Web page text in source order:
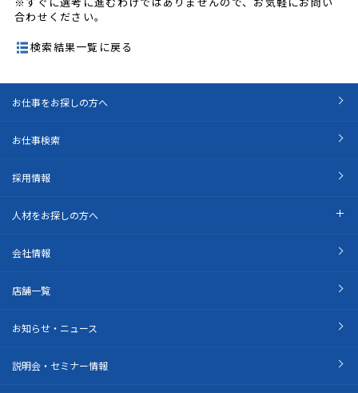
合わせください。
検索結果一覧に戻る
お仕事をお探しの方へ
お仕事検索
採用情報
人材をお探しの方へ
会社情報
店舗一覧
お知らせ・ニュース
説明会・セミナー情報